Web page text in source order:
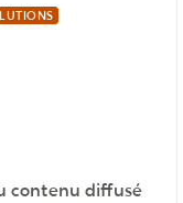
contenu diffusé